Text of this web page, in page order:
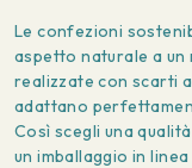
Le confezioni
aspetto naturale a un
realizzate con scarti
adattano
Così scegli una
un imballaggio in